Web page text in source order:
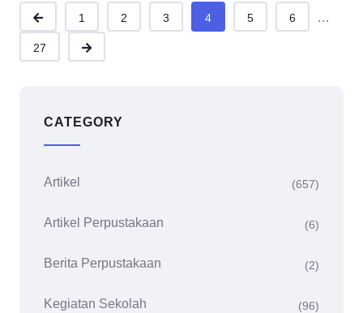
1 2 3 4 5 6 ...
27
CATEGORY
Artikel (657)
Artikel Perpustakaan (6)
Berita Perpustakaan (2)
Kegiatan Sekolah (96)